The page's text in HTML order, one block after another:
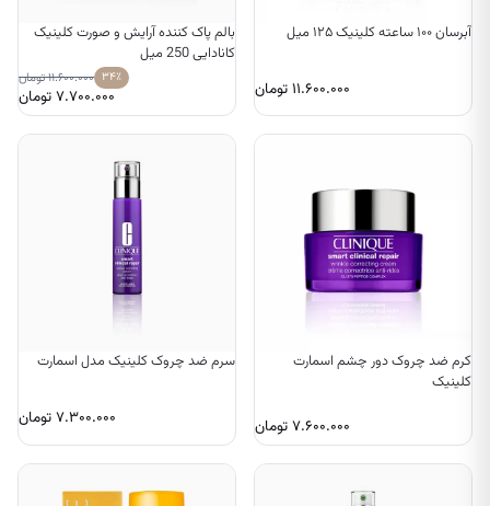
آبرسان ۱۰۰ ساعته کلینیک ۱۲۵ میل
۱۱.۶۰۰.۰۰۰تومان
بالم پاک کننده آرایش و صورت کلینیک
کانادایی 250 میل
۱۱.۶۰۰.۰۰۰تومان ۳۴٪
۷.۷۰۰.۰۰۰تومان
کرم ضد چروک دور چشم اسمارت
کلینیک
۷.۶۰۰.۰۰۰تومان
سرم ضد چروک کلینیک مدل اسمارت
۷.۳۰۰.۰۰۰تومان